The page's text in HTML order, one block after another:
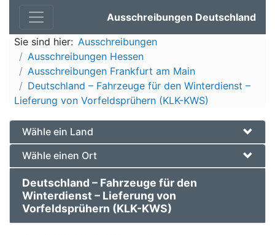
Ausschreibungen Deutschland
Sie sind hier: Ausschreibungen
Ausschreibungen Hessen
Ausschreibungen Frankfurt am Main
Deutschland – Fahrzeuge für den Winterdienst –
Lieferung von Vorfeldsprühern (KLK-KWS)
Wähle ein Land
Wähle einen Ort
Deutschland – Fahrzeuge für den
Winterdienst – Lieferung von
Vorfeldsprühern (KLK-KWS)